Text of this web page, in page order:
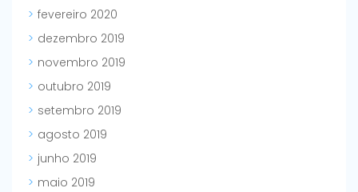
fevereiro 2020
dezembro 2019
novembro 2019
outubro 2019
setembro 2019
agosto 2019
junho 2019
maio 2019